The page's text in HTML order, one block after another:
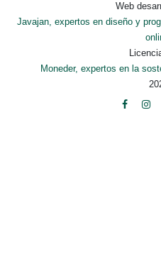
Web
Javajan, expertos en diseño y
Moneder, expertos en la